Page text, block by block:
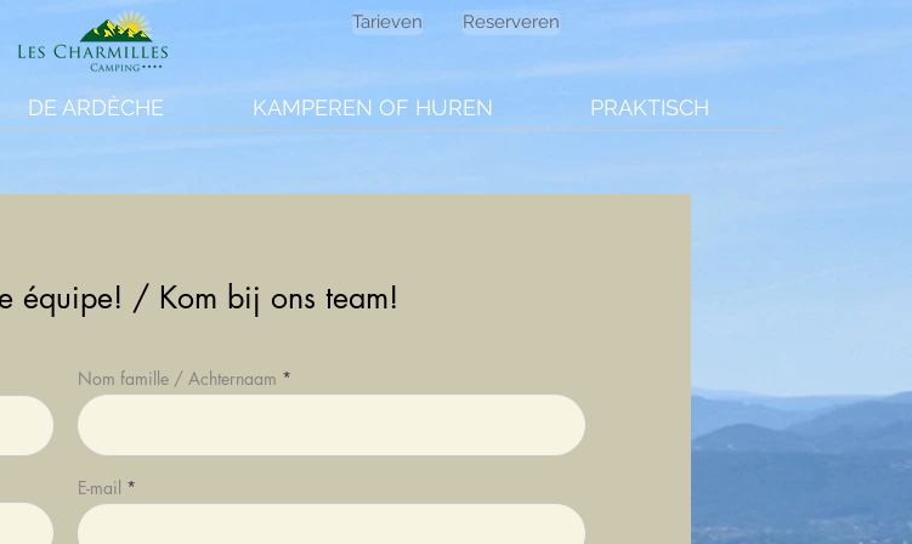
Tarieven Reserveren
DE ARDÈCHE KAMPEREN OF HUREN PRAKTISCH
équipe! / Kom bij ons team!
Nom famille / Achternaam
E-mail